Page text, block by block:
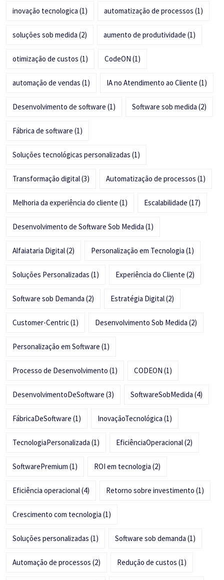
inovação tecnologica (1) automatização de processos (1)
soluções sob medida (2) aumento de produtividade (1)
otimização de custos (1) CodeON (1)
automação de vendas (1) IA no Atendimento ao Cliente (1)
Desenvolvimento de software (1) Software sob medida (2)
Fábrica de software (1)
Soluções tecnológicas personalizadas (1)
Transformação digital(3) Automatização de processos (1)
Melhoria da experiência do cliente (1) Escalabilidade (17)
Desenvolvimento de Software Sob Medida (1)
Alfaiataria Digital(2) Personalização em Tecnologia (1)
Soluções Personalizadas (1) Experiência do Cliente (2)
Software sob Demanda (2) Estratégia Digital(2)
Customer-Centric(1) Desenvolvimento Sob Medida (2)
Personalização em Software (1)
Processo de Desenvolvimento (1) CODEON (1)
DesenvolvimentoDeSoftware (3) SoftwareSobMedida (4)
FábricaDeSoftware (1) InovaçãoTecnológica (1)
TecnologiaPersonalizada (1) EficiênciaOperacional(2)
SoftwarePremium (1) ROI em tecnologia (2)
Eficiência operacional(4) Retorno sobre investimento (1)
Crescimento com tecnologia (1)
Soluções personalizadas (1) Software sob demanda (1)
Automação de processos (2) Redução de custos (1)